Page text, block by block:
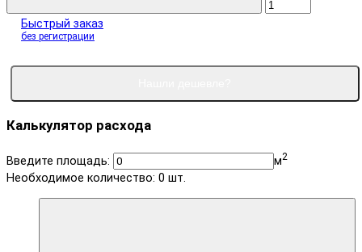
Быстрый заказ
без регистрации
Калькулятор расхода
Введите площадь: м2
Необходимое количество: 0 шт.